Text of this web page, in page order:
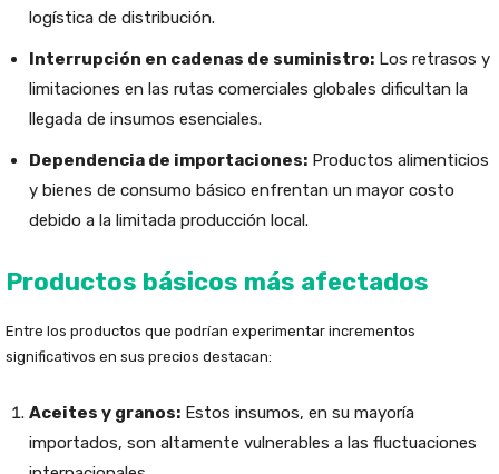
logística de distribución.
Interrupción en cadenas de suministro: Los retrasos y
limitaciones en las rutas comerciales globales dificultan la
llegada de insumos esenciales.
Dependencia de importaciones: Productos alimenticios
y bienes de consumo básico enfrentan un mayor costo
debido a la limitada producción local.
Productos básicos más afectados
Entre los productos que podrían experimentar incrementos
significativos en sus precios destacan:
Aceites y granos: Estos insumos, en su mayoría
importados, son altamente vulnerables a las fluctuaciones